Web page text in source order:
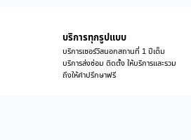
บริการทุกรูปแบบ
บริการเซอร์วิสนอกสถานที่ 1 ปีเต็ม
บริการส่งซ่อม ติดตั้ง ให้บริการและรวม
ถึงให้คำปรึกษาฟรี